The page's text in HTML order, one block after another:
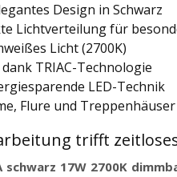
Design in Schwarz
Lichtverteilung für
Licht (2700K)
TRIAC-Technologie
LED-Technik
Flure und Treppenhäuser
trifft
schwarz 17W 2700K